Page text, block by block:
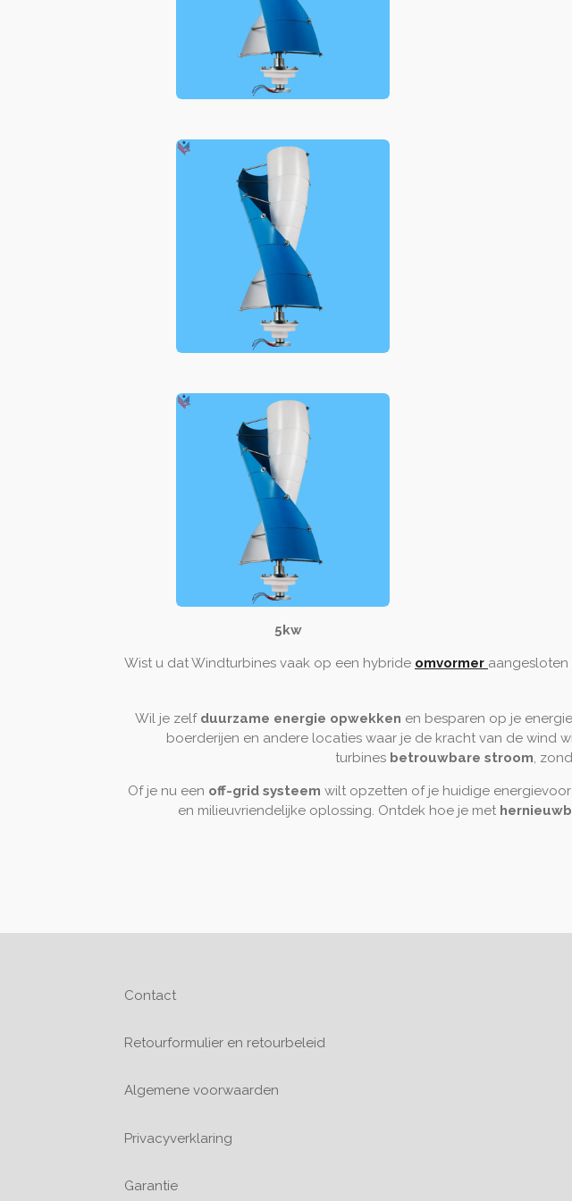
5kw
Wist u dat Windturbines vaak op een hybride omvormer aangesloten
Wil je zelf duurzame energie opwekken en besparen op je
boerderijen en andere locaties waar je de kracht van de wind
turbines betrouwbare stroom,
Of je nu een off-grid systeem wilt opzetten of je huidige
en milieuvriendelijke oplossing. Ontdek hoe je met
Contact
Retourformulier en retourbeleid
Algemene voorwaarden
Privacyverklaring
Garantie